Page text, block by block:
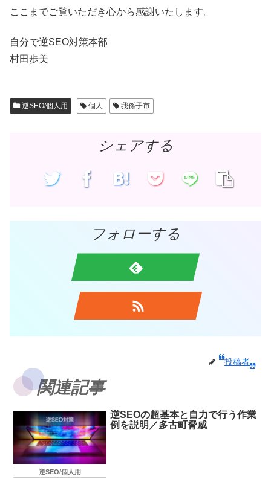
ここまでご覧いただき心から感謝いたします。
自分で逆SEO対策本部
村田歩美
逆SEO/個人用 個人 我孫子市
シェアする
フォローする
投稿者
関連記事
逆SEO/個人用
逆SEOの超基本と自力で行う作業
例を説明／多古町脅威